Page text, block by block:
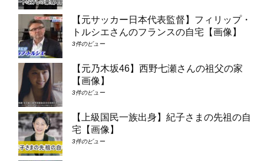
【元サッカー日本代表監督】フィリップ・
トルシエさんのフランスの自宅【画像】
3件のビュー
【元乃木坂46】西野七瀬さんの祖父の家
【画像】
3件のビュー
【上級国民一族出身】紀子さまの先祖の自
宅【画像】
3件のビュー